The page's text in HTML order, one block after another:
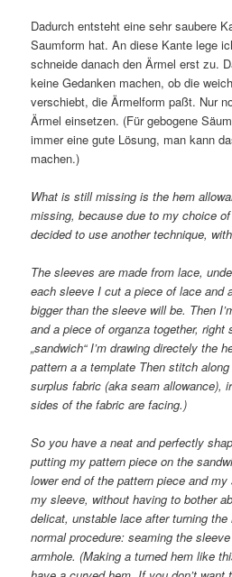
Dadurch entsteht eine sehr saubere
Saumform hat. An diese Kante lege
schneide danach den Ärmel erst zu.
keine Gedanken machen, ob die
verschiebt, die Ärmelform paßt. Nur
Ärmel einsetzen. (Für gebogene
immer eine gute Lösung, man kann
machen.)
What is still missing is the hem
missing, because due to my choice
decided to use another technique,
The sleeves are made from lace,
each sleeve I cut a piece of lace and
bigger than the sleeve will be. Then
and a piece of organza together, right
„sandwich“ I’m drawing directely the
pattern a a template Then stitch
surplus fabric (aka seam allowance),
sides of the fabric are facing.)
So you have a neat and perfectly
putting my pattern piece on the
lower end of the pattern piece and
my sleeve, without having to bother
delicat, unstable lace after turning
normal procedure: seaming the
armhole. (Making a turned hem like